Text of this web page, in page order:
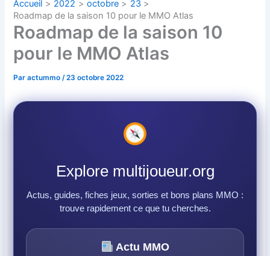
Accueil 2022 octobre
23
Roadmap de la saison 10 pour le MMO Atlas
Roadmap de la saison 10
pour le MMO Atlas
Paractummo /23 octobre 2022
Explore multijoueur.org
Actus, guides, fiches jeux, sorties et bons plans MMO :
trouve rapidement ce que tu cherches.
Actu MMO